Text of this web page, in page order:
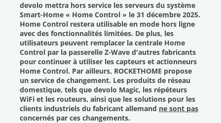
devolo mettra hors service les serveurs du système
Smart-Home « Home Control » le 31 décembre 2025.
Home Control restera utilisable en mode hors ligne
avec des fonctionnalités limitées. De plus, les
utilisateurs peuvent remplacer la centrale Home
Control par la passerelle Z-Wave d'autres fabricants
pour continuer à utiliser les capteurs et actionneurs
Home Control. Par ailleurs, ROCKETHOME propose
un service de changement. Les produits de réseau
domestique, tels que devolo Magic, les répéteurs
WiFi et les routeurs, ainsi que les solutions pour les
clients industriels du fabricant allemand ne sont pas
concernés par ces changements.